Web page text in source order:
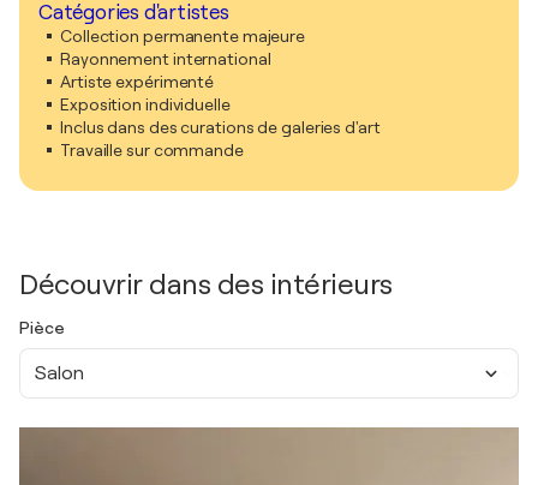
Catégories d'artistes
Collection permanente majeure
Rayonnement international
Artiste expérimenté
Exposition individuelle
Inclus dans des curations de galeries d'art
Travaille sur commande
Découvrir dans des intérieurs
Pièce
Salon